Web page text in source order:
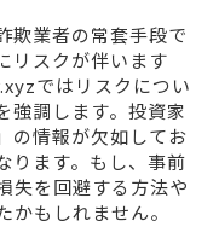
欺業者の常套手段で
リスクが伴います
ではリスクについ
強調します。投資家
の情報が欠如してお
ります。もし、事前
失を回避する方法や
もしれません。